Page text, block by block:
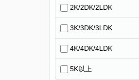
2K/2DK/2LDK
3K/3DK/3LDK
4K/4DK/4LDK
5K以上